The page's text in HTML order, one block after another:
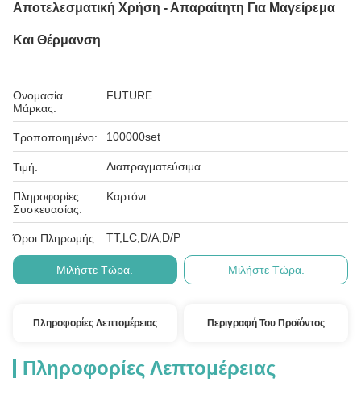
Αποτελεσματική Χρήση - Απαραίτητη Για Μαγείρεμα
Και Θέρμανση
Ονομασία
Μάρκας:
FUTURE
Τροποποιημένο: 100000set
Τιμή: Διαπραγματεύσιμα
Πληροφορίες
Συσκευασίας:
Καρτόνι
Όροι Πληρωμής: ΤΤ,LC,D/A,D/P
Μιλήστε Τώρα. Μιλήστε Τώρα.
Πληροφορίες Λεπτομέρειας Περιγραφή Του Προϊόντος
Πληροφορίες Λεπτομέρειας